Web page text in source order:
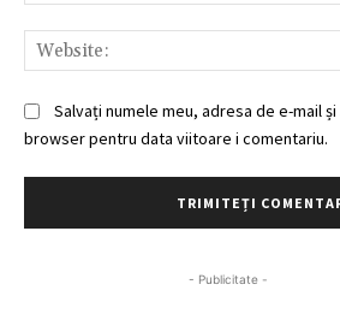
Salvați numele meu, adresa de e-mail
browser pentru data viitoare i comentariu.
- Publicitate -